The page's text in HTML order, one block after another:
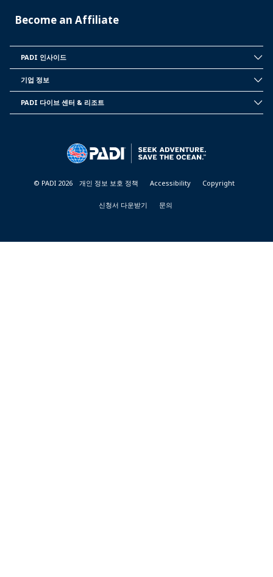
Become an Affiliate
PADI
PADI 인사이드
INFORMATION
기업 정보
PADI 다이브 센터 & 리조트
© PADI 2026 개인 정보 보호 정책 Accessibility Copyright
신청서 다운받기 문의